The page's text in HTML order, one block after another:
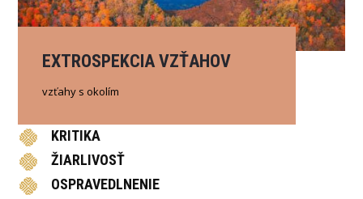
EXTROSPEKCIA VZŤAHOV
vzťahy s okolím
KRITIKA
ŽIARLIVOSŤ
OSPRAVEDLNENIE